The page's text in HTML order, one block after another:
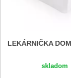
LEKÁRNIČKA
skladom